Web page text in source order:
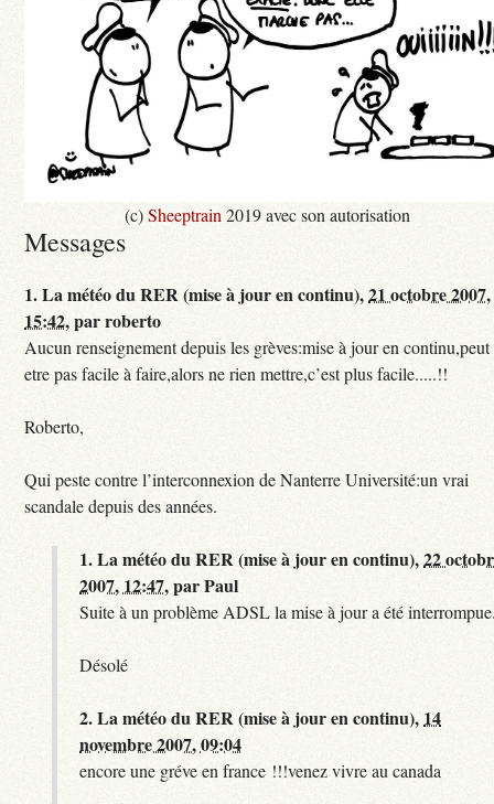
(c)Sheeptrain2019 avec son autorisation
Messages
1.La météo du RER (mise à jour en continu),21 octobre 2007,
15:42,parroberto
Aucun renseignement depuis les grèves:mise à jour en continu,peut
etre pas facile à faire,alors ne rien mettre,c’est plus facile.....!!
Roberto,
Qui peste contre l’interconnexion de Nanterre Université:un vrai
scandale depuis des années.
1.La météo du RER (mise à jour en continu),22
2007, 12:47,parPaul
Suite à un problème ADSL la mise à jour a été
Désolé
2.La météo du RER (mise à jour en continu), 14
novembre 2007, 09:04
encore une gréve en france !!!venez vivre au canada